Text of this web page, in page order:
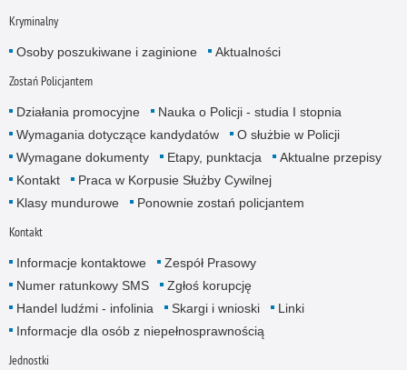
Kryminalny
Osoby poszukiwane i zaginione Aktualności
Zostań Policjantem
Działania promocyjne
Nauka o Policji - studia I stopnia
Wymagania dotyczące kandydatów
O służbie w Policji
Wymagane dokumenty
Etapy, punktacja
Aktualne przepisy
Kontakt
Praca w Korpusie Służby Cywilnej
Klasy mundurowe
Ponownie zostań policjantem
Kontakt
Informacje kontaktowe
Zespół Prasowy
Numer ratunkowy SMS
Zgłoś korupcję
Handel ludźmi - infolinia
Skargi i wnioski
Linki
Informacje dla osób z niepełnosprawnością
Jednostki